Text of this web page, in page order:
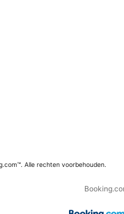
Alle rechten voorbehouden.